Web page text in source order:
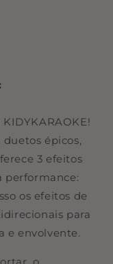
épicos,
3 efeitos
performance:
os efeitos de
para
e envolvente.